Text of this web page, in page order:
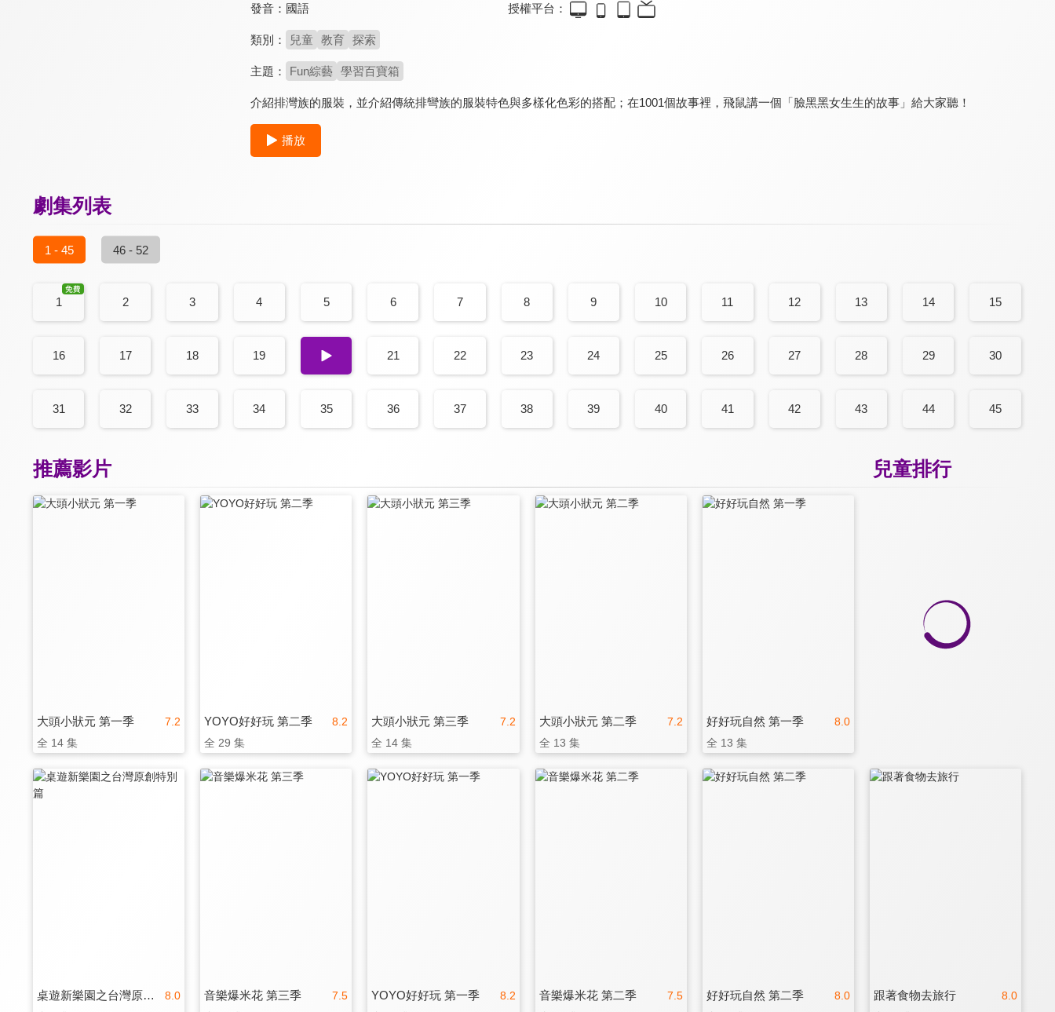
發音： 國語 授權平台：
類別： 兒童 教育 探索
主題： Fun綜藝 學習百寶箱
介紹排灣族的服裝，並介紹傳統排彎族的服裝特色與多樣化色彩的搭配；在1001個故事裡，飛鼠講一個「臉黑黑女生生的故事」給大家聽！
播放
劇集列表
1 - 45 46 - 52
1 2 3 4 5 6 7 8 9 10 11 12 13 14 15
16 17 18 19 20 21 22 23 24 25 26 27 28 29 30
31 32 33 34 35 36 37 38 39 40 41 42 43 44 45
兒童排行
推薦影片
7.2
大頭小狀元 第一季
全 14 集
8.2
YOYO好好玩 第二季
全 29 集
7.2
大頭小狀元 第三季
全 14 集
7.2
大頭小狀元 第二季
全 13 集
8.0
好好玩自然 第一季
全 13 集
8.0
桌遊新樂園之台灣原創特別篇 7.5
音樂爆米花 第三季 8.2
YOYO好好玩 第一季 7.5
音樂爆米花 第二季 8.0
好好玩自然 第二季 8.0
跟著食物去旅行